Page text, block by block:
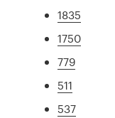
1835
1750
779
511
537